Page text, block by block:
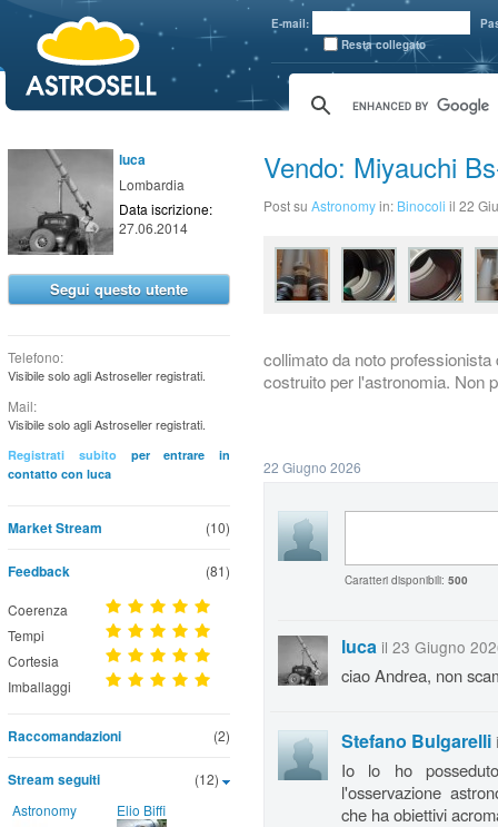
E-mail:
Resta collegato
luca
Lombardia
Data iscrizione:
27.06.2014
Segui questo utente
Telefono:
Visibile solo agli Astroseller registrati.
Mail:
Visibile solo agli Astroseller registrati.
Registrati subitoper entrare in
contatto con luca
(10)
Market Stream
Feedback (81)
Coerenza
Tempi
Cortesia
Imballaggi
(2)
Raccomandazioni
(12)
Stream seguiti
Astronomy Elio Biffi
Vendo: Miyauchi
Post su Astronomyin: Binocoli il 22
collimato da noto
costruito per l'astronomia. Non
22 Giugno 2026
Caratteri disponibili: 500
luca il 23 Giugno
ciao Andrea, non
Stefano Bulgarelli
Io lo ho
l'osservazione
che ha obiettivi